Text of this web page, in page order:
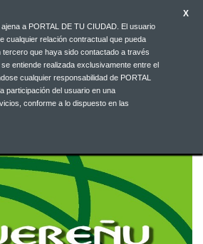
a PORTAL DE TU CIUDAD. El usuario
cualquier relación contractual que pueda
que haya sido contactado a través
entiende realizada exclusivamente entre el
cualquier responsabilidad de PORTAL
participación del usuario en una
conforme a lo dispuesto en las
X
Iniciar sesión
EUR
Contacte con nosotros